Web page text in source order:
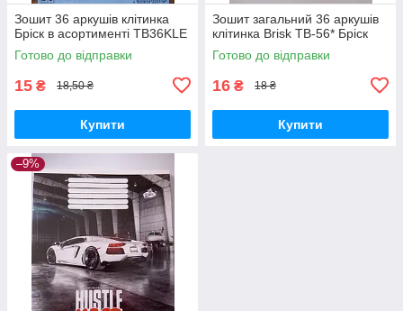
Зошит 36 аркушів клітинка
Бріск в асортименті TB36KLE
Готово до відправки
15 ₴ 18,50 ₴
Купити
Зошит загальний 36 аркушів
клітинка Brisk ТВ-56* Бріск
Готово до відправки
16 ₴ 18 ₴
Купити
–9%